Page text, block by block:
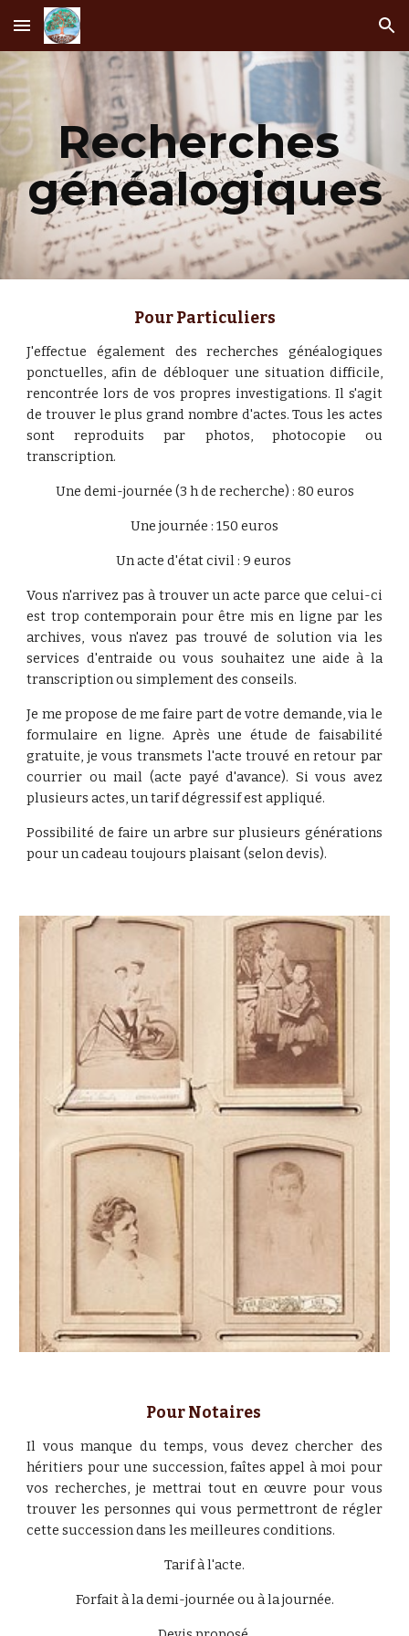
Skip to main content Skip to navigation
Recherches
généalogiques
Pour Particuliers
J'effectue également des recherches généalogiques
ponctuelles, afin de débloquer une situation difficile,
rencontrée lors de vos propres investigations. Il s'agit
de trouver le plus grand nombre d'actes. Tous les actes
sont reproduits par photos, photocopie ou
transcription.
Une demi-journée (3 h de recherche) : 80 euros
Une journée : 150 euros
Un acte d'état civil : 9 euros
Vous n'arrivez pas à trouver un acte parce que celui-ci
est trop contemporain pour être mis en ligne par les
archives, vous n'avez pas trouvé de solution via les
services d'entraide ou vous souhaitez une aide à la
transcription ou simplement des conseils.
Je me propose de me faire part de votre demande, via le
formulaire en ligne. Après une étude de faisabilité
gratuite, je vous transmets l'acte trouvé en retour par
courrier ou mail (acte payé d'avance). Si vous avez
plusieurs actes, un tarif dégressif est appliqué.
Possibilité de faire un arbre sur plusieurs générations
pour un cadeau toujours plaisant (selon devis).
Pour Notaires
Il vous manque du temps, vous devez chercher des
héritiers pour une succession, faîtes appel à moi pour
vos recherches, je mettrai tout en œuvre pour vous
trouver les personnes qui vous permettront de régler
cette succession dans les meilleures conditions.
Tarif à l'acte.
Forfait à la demi-journée ou à la journée.